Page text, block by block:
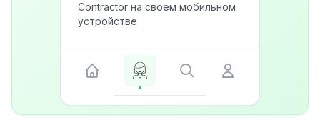
Contractor на своем мобильном
устройстве